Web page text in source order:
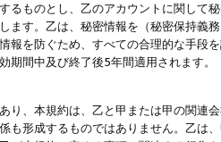
るものとし、乙のアカウントに関して
ます。乙は、秘密情報を（秘密保持義
報を防ぐため、すべての合理的な手段
期間中及び終了後5年間適用されます。
り、本規約は、乙と甲または甲の関連
も形成するものではありません。乙は